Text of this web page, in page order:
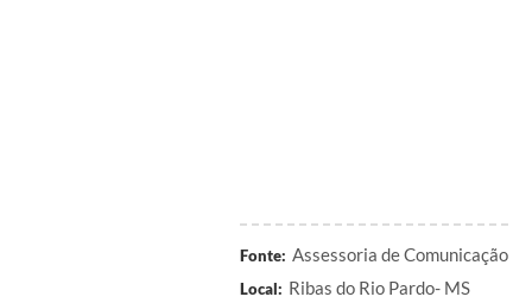
Fonte: Assessoria de Comunicação
Local: Ribas do Rio Pardo- MS